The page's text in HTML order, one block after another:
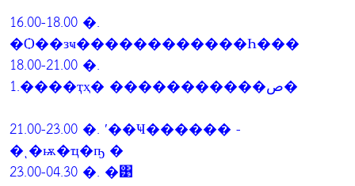
16.00-18.00 �.
�Ѻ��зҹ������������Һ���
18.00-21.00 �.
1.����ҭҳ� �����������ص�
21.00-23.00 �. ʹ��Ҹ������ -
�ͺ�ѭ�ҵ�ҧ �
23.00-04.30 �. �͹